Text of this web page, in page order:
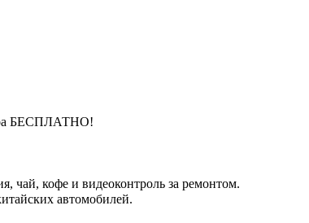
БЕСПЛАТНО!
чай, кофе и видеоконтроль за ремонтом.
автомобилей.